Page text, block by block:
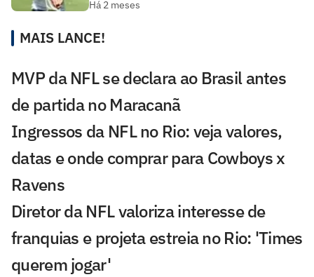
Há 2 meses
MAIS LANCE!
MVP da NFL se declara ao Brasil antes
de partida no Maracanã
Ingressos da NFL no Rio: veja valores,
datas e onde comprar para Cowboys x
Ravens
Diretor da NFL valoriza interesse de
franquias e projeta estreia no Rio: 'Times
querem jogar'